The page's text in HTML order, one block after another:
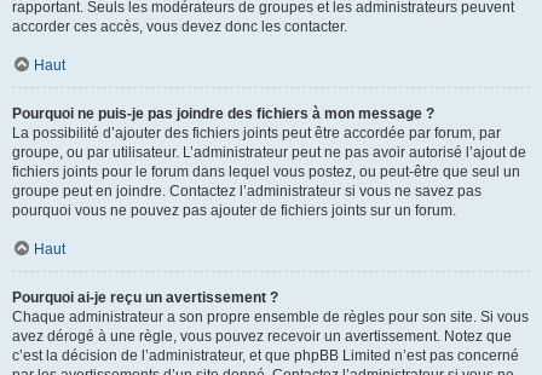
rapportant. Seuls les modérateurs de groupes et les administrateurs peuvent
accorder ces accès, vous devez donc les contacter.
Haut
Pourquoi ne puis-je pas joindre des fichiers à mon message ?
La possibilité d’ajouter des fichiers joints peut être accordée par forum, par
groupe, ou par utilisateur. L’administrateur peut ne pas avoir autorisé l’ajout de
fichiers joints pour le forum dans lequel vous postez, ou peut-être que seul un
groupe peut en joindre. Contactez l’administrateur si vous ne savez pas
pourquoi vous ne pouvez pas ajouter de fichiers joints sur un forum.
Haut
Pourquoi ai-je reçu un avertissement ?
Chaque administrateur a son propre ensemble de règles pour son site. Si vous
avez dérogé à une règle, vous pouvez recevoir un avertissement. Notez que
c’est la décision de l’administrateur, et que phpBB Limited n’est pas concerné